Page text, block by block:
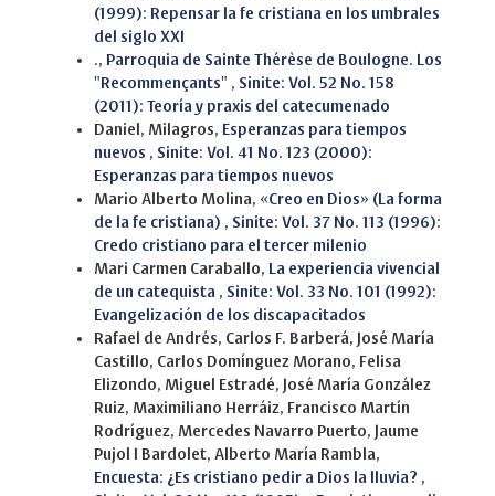
(1999): Repensar la fe cristiana en los umbrales
del siglo XXI
., Parroquia de Sainte Thérèse de Boulogne. Los
"Recommençants" , Sinite: Vol. 52 No. 158
(2011): Teoría y praxis del catecumenado
Daniel, Milagros, Esperanzas para tiempos
nuevos , Sinite: Vol. 41 No. 123 (2000):
Esperanzas para tiempos nuevos
Mario Alberto Molina, «Creo en Dios» (La forma
de la fe cristiana) , Sinite: Vol. 37 No. 113 (1996):
Credo cristiano para el tercer milenio
Mari Carmen Caraballo,
La experiencia vivencial
de un catequista , Sinite: Vol. 33 No. 101 (1992):
Evangelización de los discapacitados
Rafael de Andrés, Carlos F. Barberá, José María
Castillo, Carlos Domínguez Morano, Felisa
Elizondo, Miguel Estradé, José María González
Ruiz, Maximiliano Herráiz, Francisco Martín
Rodríguez, Mercedes Navarro Puerto, Jaume
Pujol I Bardolet, Alberto María Rambla,
Encuesta: ¿Es cristiano pedir a Dios la lluvia? ,